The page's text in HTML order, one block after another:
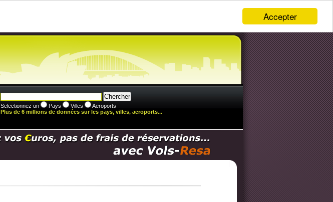
Accepter
Selectionnez un Pays Villes
Aeroports
Plus de 6 millions de données sur les pays, villes, aeroports...